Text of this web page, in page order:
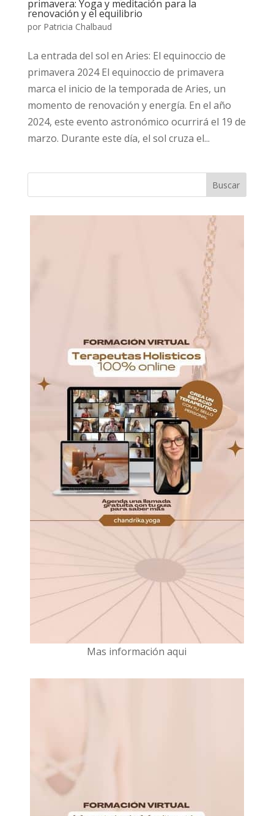
primavera: Yoga y meditación para la
renovación y el equilibrio
por Patricia Chalbaud
La entrada del sol en Aries: El equinoccio de
primavera 2024 El equinoccio de primavera
marca el inicio de la temporada de Aries, un
momento de renovación y energía. En el año
2024, este evento astronómico ocurrirá el 19 de
marzo. Durante este día, el sol cruza el...
Mas información aqui